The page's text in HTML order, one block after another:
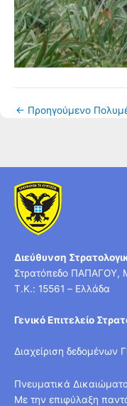
← Προηγούμενο
Διεύθυνση
Στρατόπεδο ΠΑΠΑΓΟΥ,
T.K.: 15561 – Ελλάδα
Γενικό Επιτελείο
Διαχείριση δεδομένων
Πνευματικά
Με την επιφύλαξη